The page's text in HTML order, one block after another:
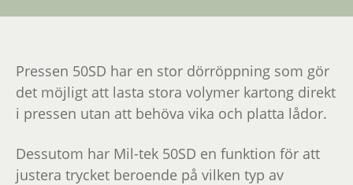
Pressen 50SD har en stor dörröppning som gör
det möjligt att lasta stora volymer kartong direkt
i pressen utan att behöva vika och platta lådor.
Dessutom har Mil-tek 50SD en funktion för att
justera trycket beroende på vilken typ av